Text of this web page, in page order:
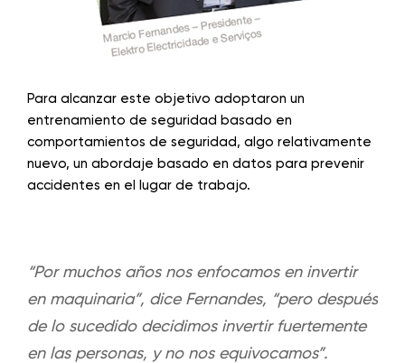
Para alcanzar este objetivo adoptaron un
entrenamiento de seguridad basado en
comportamientos de seguridad, algo relativamente
nuevo, un abordaje basado en datos para prevenir
accidentes en el lugar de trabajo.
“Por muchos años nos enfocamos en invertir
en maquinaria”, dice Fernandes, “pero después
de lo sucedido decidimos invertir fuertemente
en las personas, y no nos equivocamos”.